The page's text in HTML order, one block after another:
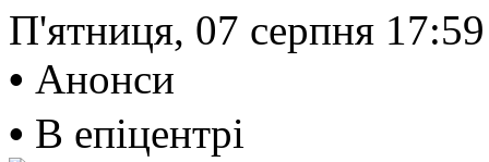
П'ятниця, 07 серпня 17:59
• Анонси
• В епіцентрі